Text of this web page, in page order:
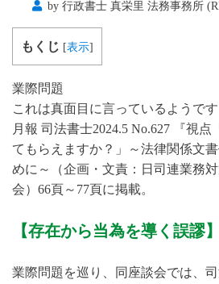
by 行政書士 真栄里 法務事務所
もくじ [表示]
業際問題
これは真面目に言っているようで
月報 司法書士2024.5 No.627 『視
てもらえますか？」～法律関係文
めに～（企画・文責：日司連業務
会）66頁～77頁に掲載。
【存在から当為を導く誤謬】
業際問題を巡り、同座談会では、